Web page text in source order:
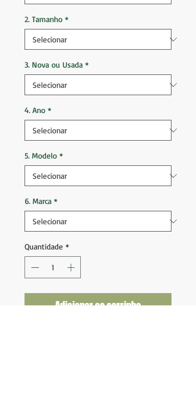
2. Tamanho *
3. Nova ou Usada *
4. Ano *
5. Modelo *
6. Marca *
Quantidade *
Adicionar ao carrinho